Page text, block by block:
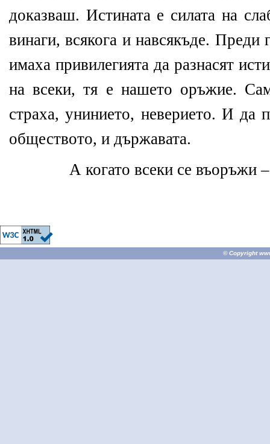
доказваш. Истината е силата на
винаги, всякога и навсякъде. Преди
имаха привилегията да разнасят
на всеки, тя е нашето оръжие.
страха, унинието, неверието. И да
обществото, и държавата.
А когато всеки се въоръжи
© Copyright